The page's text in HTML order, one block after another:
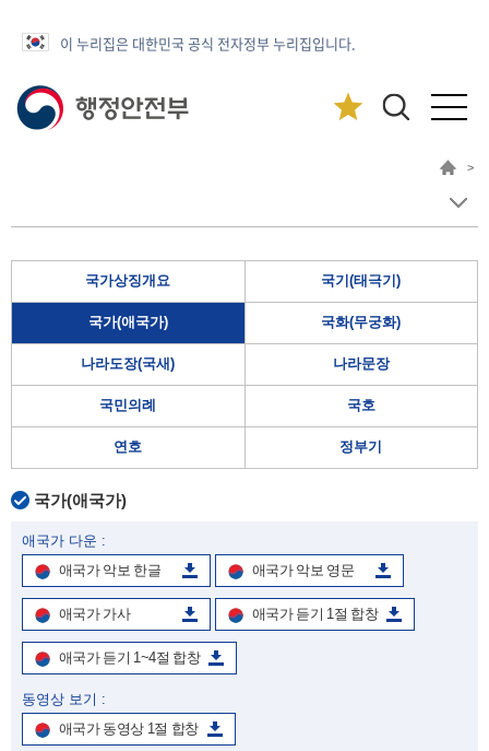
이 누리집은 대한민국 공식 전자정부 누리집입니다.
>
국가상징개요 국기(태극기)
국가(애국가) 국화(무궁화)
나라도장(국새) 나라문장
국민의례 국호
연호 정부기
국가(애국가)
애국가 다운 :
애국가 악보 한글
애국가 악보 영문
애국가 가사 애국가 듣기 1절 합창
애국가 듣기 1~4절 합창
동영상 보기 :
애국가 동영상 1절 합창